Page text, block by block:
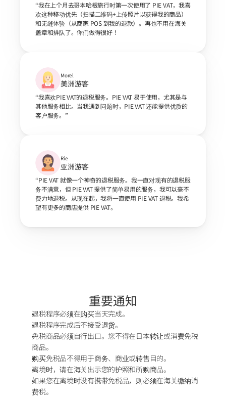
“我在上个月去哥本哈根旅行时第一次使用了 PIE VAT，我喜
欢这种移动优先（扫描二维码+上传照片以获得我的商品）
和无缝体验（从商家 POS 到我的退款）。再也不用在海关
盖章和排队了。你们做得很好！
Morel
美洲游客
“我喜欢PIE VAT的退税服务。PIE VAT 易于使用，尤其是与
其他服务相比。当我遇到问题时，PIE VAT 还能提供优质的
客户服务。”
Rie
亚洲游客
“PIE VAT 就像一个神奇的退税服务。我一直对现有的退税服
务不满意，但 PIE VAT 提供了简单易用的服务，我可以毫不
费力地退税。从现在起，我将一直使用 PIE VAT 退税。我希
望有更多的商店提供 PIE VAT。
重要通知
退税程序必须在购买当天完成。
退税程序完成后不接受退货。
免税商品必须自行出口。您不得在日本转让或消费免税
商品。
购买免税品不得用于商务、商业或转售目的。
离境时，请在海关出示您的护照和所购商品。
如果您在离境时没有携带免税品，则必须在海关缴纳消
费税。